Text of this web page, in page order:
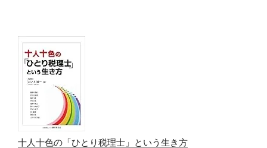
十人十色の「ひとり税理士」という生き方